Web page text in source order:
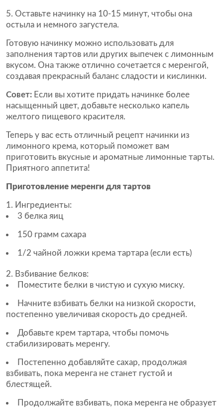
5. Оставьте начинку на 10-15 минут, чтобы она
остыла и немного загустела.
Готовую начинку можно использовать для
заполнения тартов или других выпечек с лимонным
вкусом. Она также отлично сочетается с меренгой,
создавая прекрасный баланс сладости и кислинки.
Совет: Если вы хотите придать начинке более
насыщенный цвет, добавьте несколько капель
желтого пищевого красителя.
Теперь у вас есть отличный рецепт начинки из
лимонного крема, который поможет вам
приготовить вкусные и ароматные лимонные тарты.
Приятного аппетита!
Приготовление меренги для тартов
Ингредиенты:
3 белка яиц
150 грамм сахара
1/2 чайной ложки крема тартара (если есть)
Взбивание белков:
Поместите белки в чистую и сухую миску.
Начните взбивать белки на низкой скорости,
постепенно увеличивая скорость до средней.
Добавьте крем тартара, чтобы помочь
стабилизировать меренгу.
Постепенно добавляйте сахар, продолжая
взбивать, пока меренга не станет густой и
блестящей.
Продолжайте взбивать, пока меренга не образует